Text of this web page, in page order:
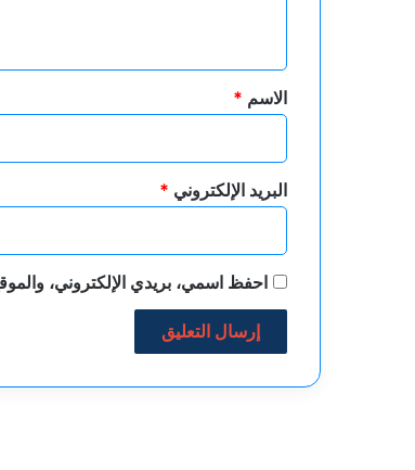
*
الاسم *
البريد الإلكتروني *
احفظ اسمي، بريدي الإلكتروني،